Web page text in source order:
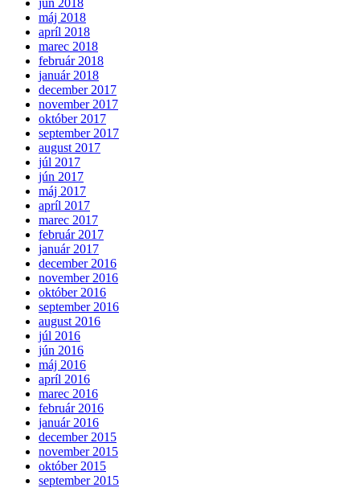
jún 2018
máj 2018
apríl 2018
marec 2018
február 2018
január 2018
december 2017
november 2017
október 2017
september 2017
august 2017
júl 2017
jún 2017
máj 2017
apríl 2017
marec 2017
február 2017
január 2017
december 2016
november 2016
október 2016
september 2016
august 2016
júl 2016
jún 2016
máj 2016
apríl 2016
marec 2016
február 2016
január 2016
december 2015
november 2015
október 2015
september 2015